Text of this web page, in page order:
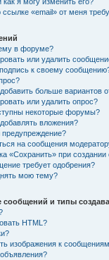
ссылке «email» от меня
в форуме?
или удалить
к своему
больше вариантов
или удалить опрос?
некоторые форумы?
вложения?
на сообщения
«Сохранить» при
требует одобрения?
мою тему?
сообщений и типы
HTML?
изображения к